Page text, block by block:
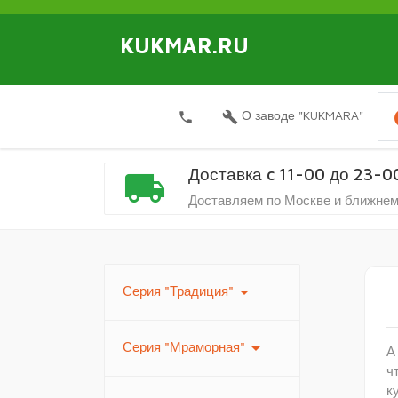
KUKMAR.RU
local_phone build О заводе "KUKMARA"
local_shipping Доставка c 11-00 до 23-
Доставляем по Москве и
Серия "Традиция" arrow_drop_down
Серия "Мраморная" arrow_drop_down
А